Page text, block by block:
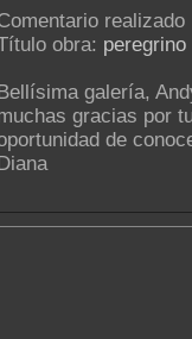
obra: peregrino
galería,
gracias por
de